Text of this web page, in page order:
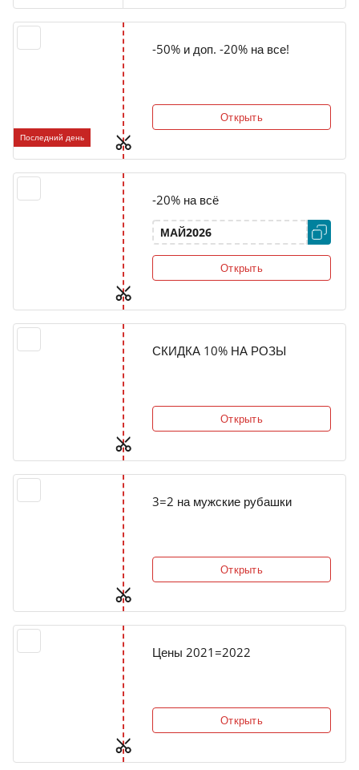
Последний день
-50% и доп. -20% на все!
Открыть
-20% на всё
МАЙ2026
Открыть
СКИДКА 10% НА РОЗЫ
Открыть
3=2 на мужские рубашки
Открыть
Цены 2021=2022
Открыть